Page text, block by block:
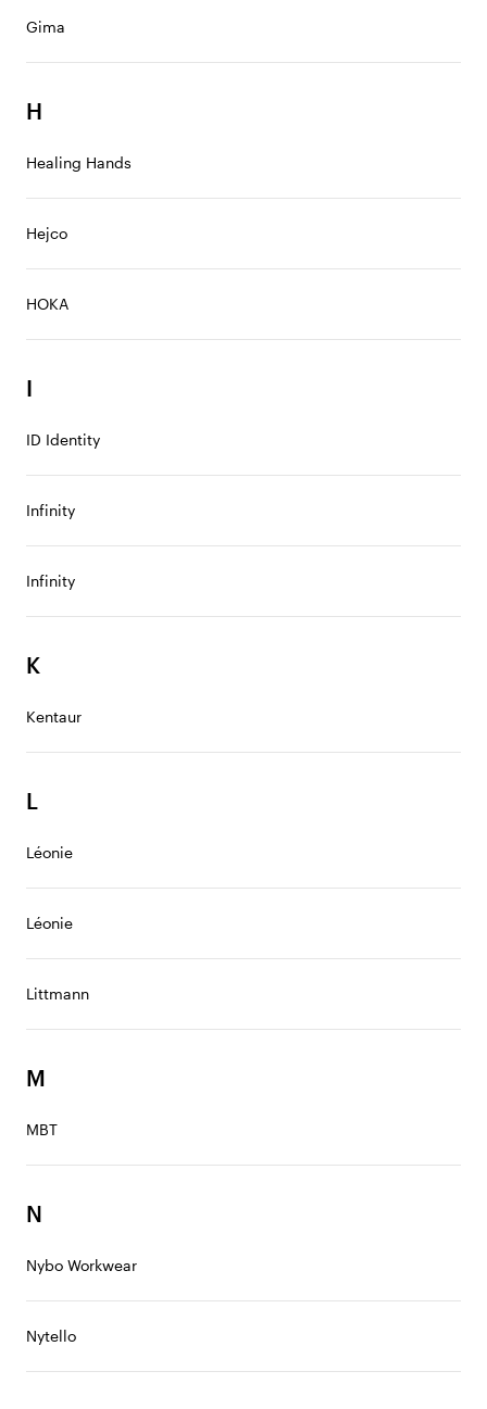
Gima
H
Healing Hands
Hejco
HOKA
I
ID Identity
Infinity
Infinity
K
Kentaur
L
Léonie
Léonie
Littmann
M
MBT
N
Nybo Workwear
Nytello